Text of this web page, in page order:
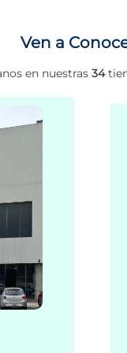
Ven a
en nuestras 34